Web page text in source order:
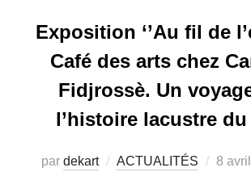
Exposition ‘’Au fil de
Café des arts chez
Fidjrossè. Un
l’histoire lacustre
par dekart ACTUALITÉS 8